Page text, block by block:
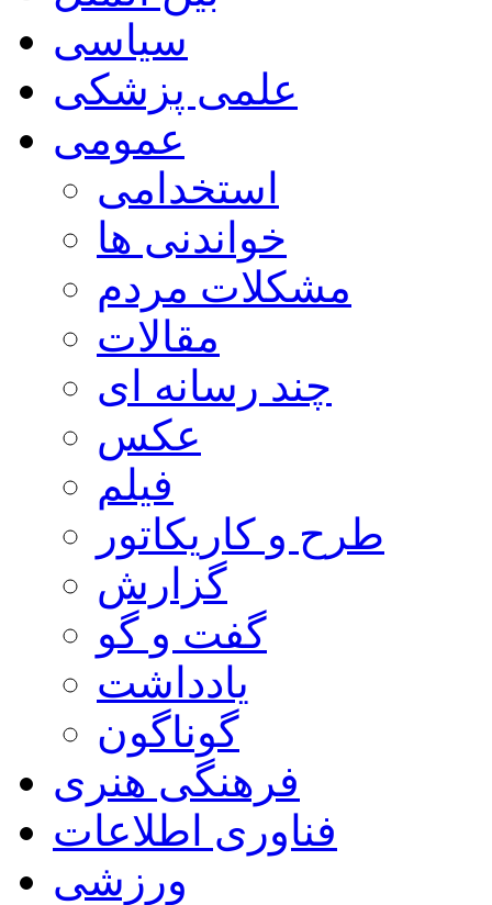
سیاسی
علمی پزشکی
عمومی
استخدامی
خواندنی ها
مشکلات مردم
مقالات
چند رسانه ای
عکس
فیلم
طرح و کاریکاتور
گزارش
گفت و گو
یادداشت
گوناگون
فرهنگی هنری
فناوری اطلاعات
ورزشی